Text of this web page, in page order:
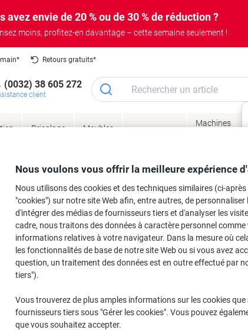
avez envie de 20 % ou de 30 % de réduction ?
moins, profitez-en davantage – cette semaine seulement !
Retours gratuits*
(0032) 38 605 272
client
Bricolage
Meubles
Machines
d'encre et toner
les cartouches d'encre,
Deskjet
Nous voulons vous offrir la meilleure expérience
Nous utilisons des cookies et des techniques similaires (ci-
"cookies") sur notre site Web afin, entre autres, de
d'intégrer des médias de fournisseurs tiers et d'analyser les
cadre, nous traitons des données à caractère personnel comme
informations relatives à votre navigateur. Dans la mesure où
les fonctionnalités de base de notre site Web ou si vous avez
question, un traitement des données est en outre effectué par
tiers").
Vous trouverez de plus amples informations sur les cookies
fournisseurs tiers sous "Gérer les cookies". Vous pouvez
que vous souhaitez accepter.